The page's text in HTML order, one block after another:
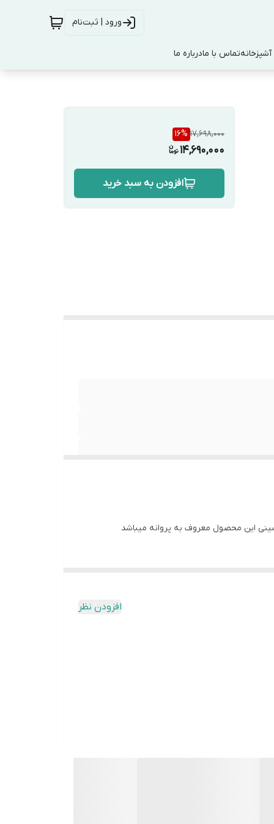
ورود | ثبت‌نام
تماس با مادرباره ما
17,698,000
16%
14,690,000
افزودن به سبد خرید
این محصول معروف به پروانه میباشد
افزودن نظر